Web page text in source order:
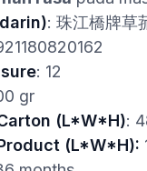
: 珠江橋牌草
: 12
gr
(L*W*H):
(L*W*H):